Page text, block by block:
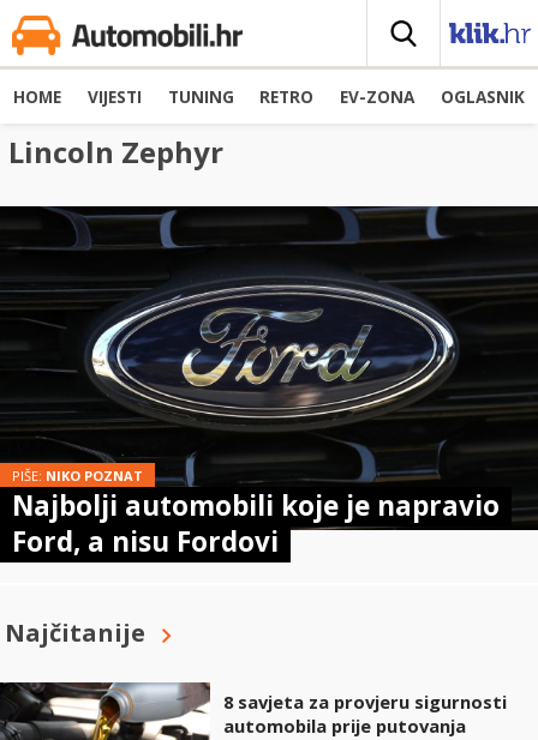
HOME VIJESTI TUNING RETRO EV-ZONA OGLASNIK
Lincoln Zephyr
PIŠE: NIKO POZNAT
Najbolji automobili koje je napravio
Ford, a nisu Fordovi
Najčitanije
8 savjeta za provjeru sigurnosti
automobila prije putovanja